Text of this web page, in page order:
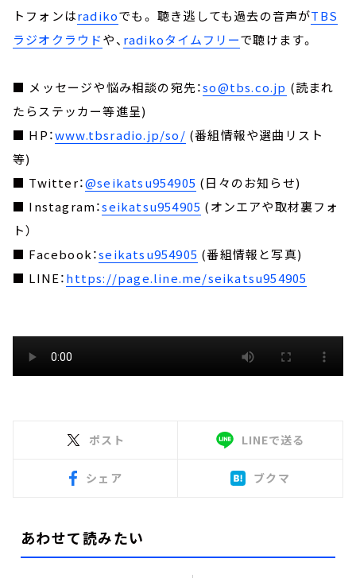
トフォンはradikoでも。 聴き逃しても過去の音声がTBS
ラジオクラウドや、 radikoタイムフリーで聴けます。
■ メッセージや悩み相談の宛先：so@tbs.co.jp (読まれ
たらステッカー等進呈)
■ HP：www.tbsradio.jp/so/ (番組情報や選曲リスト
等)
■ Twitter：@seikatsu954905 (日々のお知らせ)
■ Instagram：seikatsu954905 (オンエアや取材裏フォ
ト）
■ Facebook：seikatsu954905 (番組情報と写真)
■ LINE：https://page.line.me/seikatsu954905
ポスト LINEで送る
シェア ブクマ
あわせて読みたい